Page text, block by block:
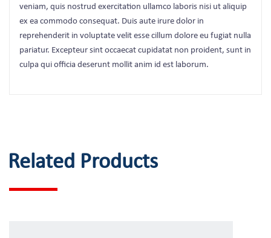
veniam, quis nostrud exercitation ullamco laboris nisi ut aliquip
ex ea commodo consequat. Duis aute irure dolor in
reprehenderit in voluptate velit esse cillum dolore eu fugiat nulla
pariatur. Excepteur sint occaecat cupidatat non proident, sunt in
culpa qui officia deserunt mollit anim id est laborum.
Related Products